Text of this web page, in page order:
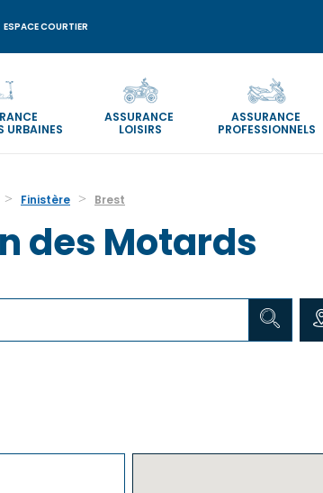
ESPACE COURTIER
URBAINES
ASSURANCE
LOISIRS
ASSURANCE
PROFESSIONNELS
Finistère Brest
des Motards